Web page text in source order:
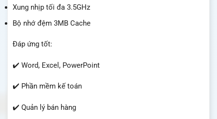
Xung nhịp tối đa 3.5GHz
Bộ nhớ đệm 3MB Cache
Đáp ứng tốt:
✔️ Word, Excel, PowerPoint
✔️ Phần mềm kế toán
✔️ Quản lý bán hàng